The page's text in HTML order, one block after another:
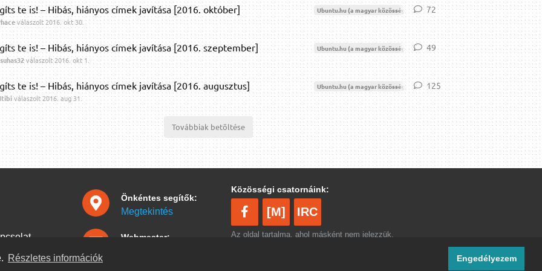
Részletes információk Engedélyezem
te is! – Hibás, hiányos címek javítása [2016. október] Ubuntu.hu (a magyar közösség) Moderáció
válaszolt 2016. okt 30.
72 72 válasz
te is! – Hibás, hiányos címek javítása [2016. szeptember] Ubuntu.hu (a magyar közösség) Moderáció
válaszolt2016. okt 1.
49 49 válasz
te is! – Hibás, hiányos címek javítása [2016. augusztus] Ubuntu.hu (a magyar közösség) Moderáció
válaszolt2016. aug 31.
125125 válasz
Továbbiak betöltése
Önkéntes segítők:
Megtekintés
Webmester:
Közösségi csatornáink:
[M] IRC
Az oldal tartalma, ahol másként nem jelezzük,